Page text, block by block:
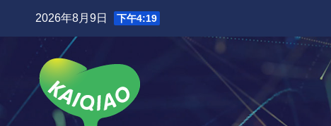
2026年8月9日 下午4:19